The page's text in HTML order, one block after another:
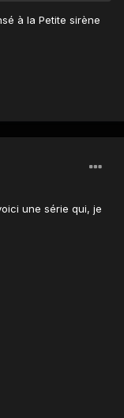
à la Petite sirène
une série qui, je